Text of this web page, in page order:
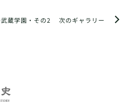
次のギャラリー
蔵学園・その2